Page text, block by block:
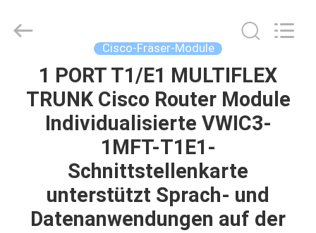
HAUSE
VIDEOS
Ltd..
Cisco-Fräser-Module
1 PORT T1/E1 MULTIFLEX
TRUNK Cisco Router Module
Individualisierte VWIC3-
1MFT-T1E1-
Schnittstellenkarte
unterstützt Sprach- und
Datenanwendungen auf der